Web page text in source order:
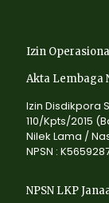
Izin
Akta Lembaga
Izin Disdikpora
110/Kpts/2015
Nilek Lama /
NPSN :
NPSN LKP